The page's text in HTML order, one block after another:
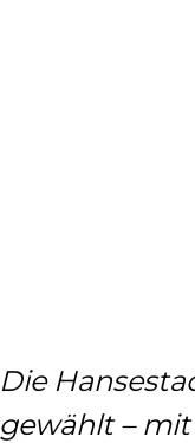
Die
gewählt –